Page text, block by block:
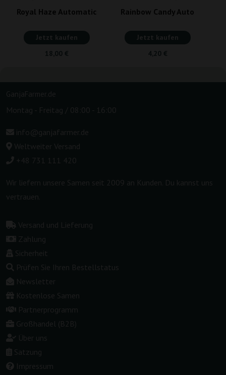
Royal Haze Automatic
Jetzt kaufen
18,00 €
Rainbow Candy Auto
Jetzt kaufen
4,20 €
GanjaFarmer.de
Montag - Freitag / 08:00 - 16:00
info@ganjafarmer.de
Weltweiter Versand
+48 731 111 420
Wir liefern unsere Samen seit 2009 an Kunden. Du kannst uns
vertrauen.
Versand und Lieferung
Zahlung
Sicherheit
Prüfen Sie Ihren Bestellstatus
Newsletter
Kostenlose Samen
Partnerprogramm
Großhandel (B2B)
Über uns
Satzung
Impressum